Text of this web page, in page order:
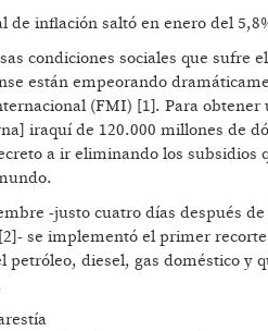
de inflación saltó en enero del
condiciones sociales que sufre
están empeorando
(FMI) [1]. Para obtener
iraquí de 120.000 millones de
a ir eliminando los
-justo cuatro días después
se implementó el primer
petróleo, diesel, gas doméstico y